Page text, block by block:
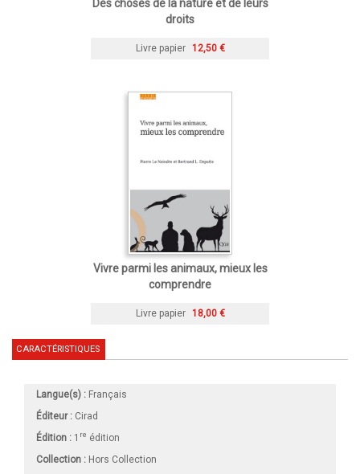
Des choses de la nature et de leurs
droits
Livre papier 12,50 €
Vivre parmi les animaux, mieux les
comprendre
Livre papier 18,00 €
CARACTÉRISTIQUES
Langue(s) : Français
Éditeur : Cirad
Édition : 1 re édition
Collection : Hors Collection